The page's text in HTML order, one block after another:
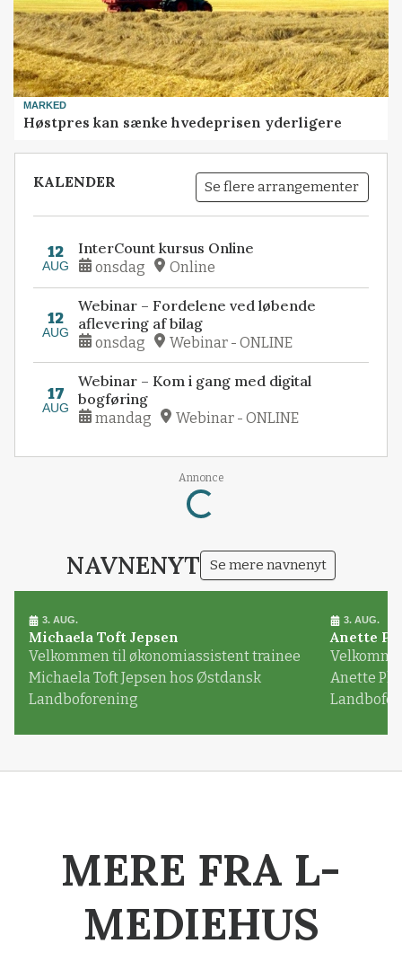
MARKED
Høstpres kan sænke hvedeprisen yderligere
KALENDER Se flere arrangementer
12
AUG
InterCount kursus Online
onsdag Online
12
AUG
Webinar – Fordelene ved løbende
aflevering af bilag
onsdag Webinar - ONLINE
17
AUG
Webinar – Kom i gang med digital
bogføring
mandag Webinar - ONLINE
Annonce
Loading...
NAVNENYT Se mere navnenyt
3. AUG.
Michaela Toft Jepsen
Velkommen til økonomiassistent trainee
Michaela Toft Jepsen hos Østdansk
Landboforening
3. AUG.
Anette
Anette
MERE FRA L-
MEDIEHUS